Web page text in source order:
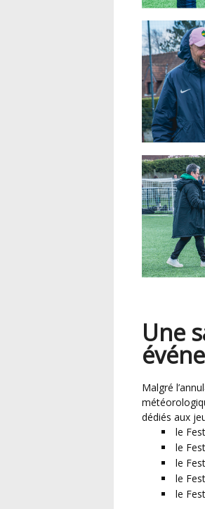
Une
Malgré l’annulation de la traditionnelle Rentrée du Foot au mois d’octobre suite aux conditions
dédiés aux
le
le
le
le
le